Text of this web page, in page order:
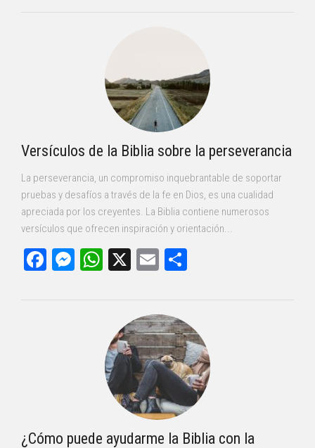
Versículos de la Biblia sobre la perseverancia
La perseverancia, un compromiso inquebrantable de soportar
pruebas y desafíos a través de la fe en Dios, es una cualidad
apreciada por los creyentes. La Biblia contiene numerosos
versículos que ofrecen inspiración y orientación...
Facebook
Messenger
WhatsApp
X Email
¿Cómo puede ayudarme la Biblia con la